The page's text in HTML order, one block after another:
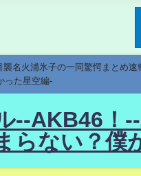
襲名火浦氷子の一同驚愕まとめ
った星空編-
--AKB46！
らない？僕